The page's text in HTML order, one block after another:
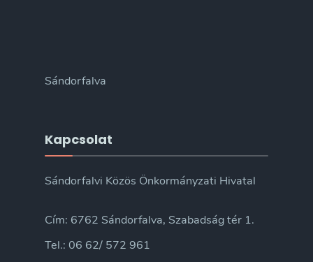
Sándorfalva
Kapcsolat
Sándorfalvi Közös Önkormányzati Hivatal
Cím: 6762 Sándorfalva, Szabadság tér 1.
Tel.: 06 62/ 572 961